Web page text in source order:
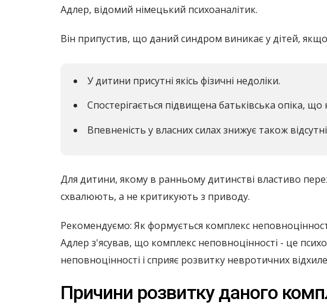
Адлер, відомий німецький психоаналітик.
Він припустив, що даний синдром виникає у дітей,
У дитини присутні якісь фізичні недоліки.
Спостерігається підвищена батьківська опіка,
Впевненість у власних силах знижує також
Для дитини, якому в ранньому дитинстві властиво
схвалюють, а не критикують з приводу.
Рекомендуємо: Як формується комплекс
Адлер з'ясував, що комплекс неповноцінності - це
неповноцінності і сприяє розвитку невротичних
Причини розвитку даного